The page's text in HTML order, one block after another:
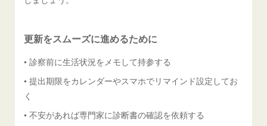
更新をスムーズに進めるために
• 診察前に生活状況をメモして持参する
• 提出期限をカレンダーやスマホでリマインド設定してお
く
• 不安があれば専門家に診断書の確認を依頼する